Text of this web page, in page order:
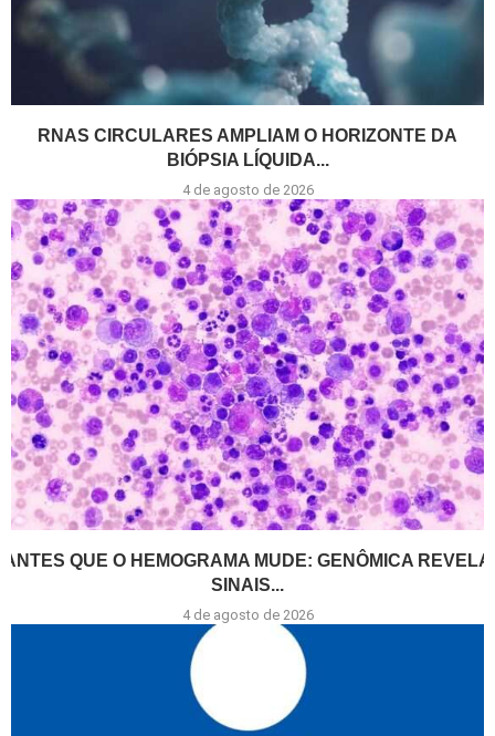
RNAS CIRCULARES AMPLIAM O HORIZONTE DA
BIÓPSIA LÍQUIDA...
4 de agosto de 2026
ANTES QUE O HEMOGRAMA MUDE: GENÔMICA REVELA
SINAIS...
4 de agosto de 2026